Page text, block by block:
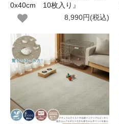
0x40cm 10枚入り』
8,990円(税込)